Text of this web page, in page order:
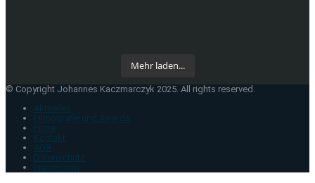
Mehr laden...
© Copyright Johannes Kaczmarczyk 2025. All rights reserved.
Aktuelles
Filmografie und Awards
Filme
Kontakt
AGB
Datenschutz
Impressum